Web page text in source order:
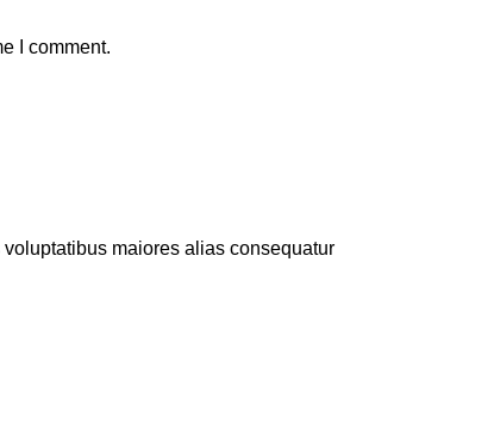
I comment.
maiores alias consequatur